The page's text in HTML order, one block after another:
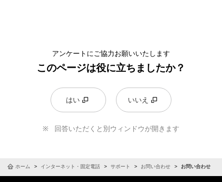
アンケートにご協力お願いいたします
このページは役に立ちましたか？
はい いいえ
回答いただくと別ウィンドウが開きます
ホーム インターネット・固定電話 サポート お問い合わせ お問い合わせ